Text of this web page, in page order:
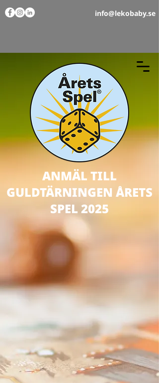
info@lekobaby.se
ANMÄL TILL
GULDTÄRNINGEN ÅRETS
SPEL 2025